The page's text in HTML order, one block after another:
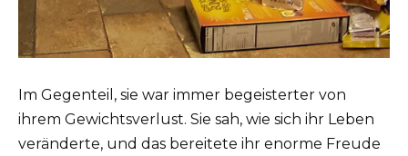
Im Gegenteil, sie war immer begeisterter von
ihrem Gewichtsverlust. Sie sah, wie sich ihr Leben
veränderte, und das bereitete ihr enorme Freude